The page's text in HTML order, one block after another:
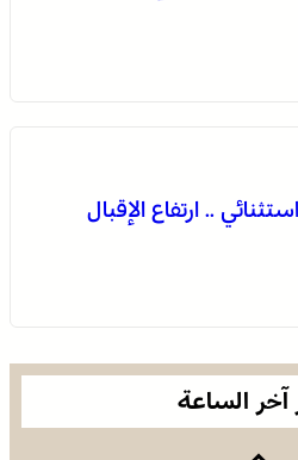
.. ارتفاع الإقبال
آخر الساعة
داخل عشة بمنطقة منابع